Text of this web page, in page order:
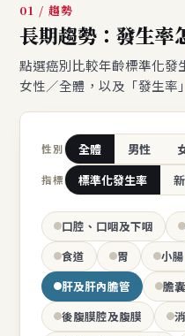
01 / 趨勢
長期趨勢：發生率
點選癌別比較年齡標準化發
女性／全體，以及「發生率
性別 全體 男性
指標 標準化發生率
口腔、口咽及下咽
食道
胃 小腸
肝及肝內膽管
膽
後腹膜腔及腹膜